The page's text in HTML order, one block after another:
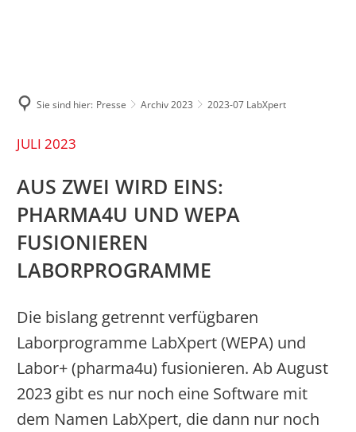
Apothekenwelt
Kunstraum am Limes
BilderportalAktuelle Stellen
Sie sind hier: Presse Archiv 2023 2023-07 LabXpert
JULI 2023
AUS ZWEI WIRD EINS:
PHARMA4U UND WEPA
FUSIONIEREN
LABORPROGRAMME
Die bislang getrennt verfügbaren
Laborprogramme LabXpert (WEPA) und
Labor+ (pharma4u) fusionieren. Ab August
2023 gibt es nur noch eine Software mit
dem Namen LabXpert, die dann nur noch